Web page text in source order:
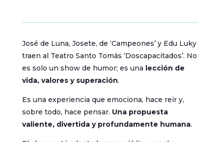
José de Luna, Josete, de ‘Campeones’ y Edu Luky
traen al Teatro Santo Tomás ‘Doscapacitados’. No
es solo un show de humor; es una lección de
vida, valores y superación.
Es una experiencia que emociona, hace reír y,
sobre todo, hace pensar. Una propuesta
valiente, divertida y profundamente humana.